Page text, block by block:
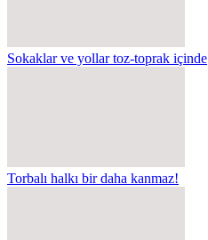
Sokaklar ve yollar toz-toprak içinde
Torbalı halkı bir daha kanmaz!